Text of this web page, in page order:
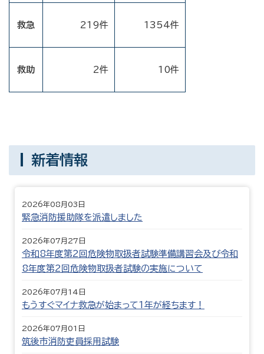
救急 219件 1354件
救助 2件 10件
新着情報
2026年08月03日
緊急消防援助隊を派遣しました
2026年07月27日
令和8年度第2回危険物取扱者試験準備講習会及び令和
8年度第2回危険物取扱者試験の実施について
2026年07月14日
もうすぐマイナ救急が始まって1年が経ちます！
2026年07月01日
筑後市消防吏員採用試験